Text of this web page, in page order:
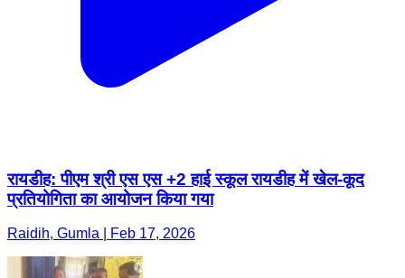
रायडीह: पीएम श्री एस एस +2 हाई स्कूल रायडीह में खेल-कूद
प्रतियोगिता का आयोजन किया गया
Raidih, Gumla | Feb 17, 2026